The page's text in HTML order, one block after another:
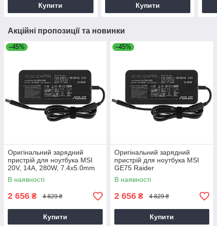
Купити Купити
Акційні пропозиції та новинки
–45%
Оригінальний зарядний
пристрій для ноутбука MSI
20V, 14A, 280W, 7.4x5.0mm
В наявності
2 656 ₴ 4 829 ₴
Купити
–45%
Оригінальний зарядний
пристрій для ноутбука MSI
GE75 Raider
В наявності
2 656 ₴ 4 829 ₴
Купити